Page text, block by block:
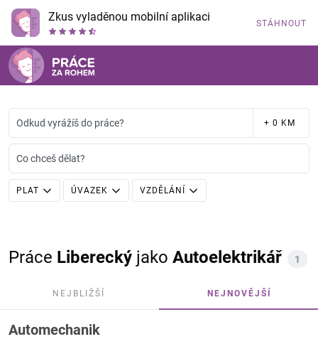
Zkus vyladěnou mobilní aplikaci STÁHNOUT
Odkud vyrážíš do práce? + 0 KM
Co chceš dělat?
PLAT ÚVAZEK VZDĚLÁNÍ
Práce Liberecký jako Autoelektrikář 1
NEJBLIŽŠÍ NEJNOVĚJŠÍ
Automechanik